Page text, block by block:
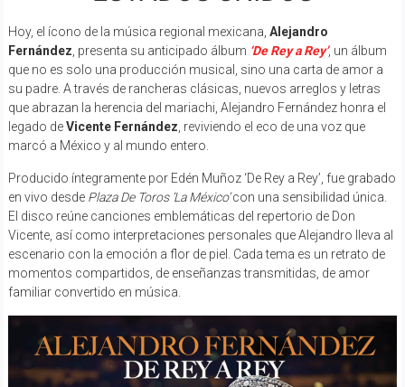
Hoy, el ícono de la música regional mexicana, Alejandro
Fernández , presenta su anticipado álbum ‘De Rey a Rey’, un álbum
que no es solo una producción musical, sino una carta de amor a
su padre. A través de rancheras clásicas, nuevos arreglos y letras
que abrazan la herencia del mariachi, Alejandro Fernández honra el
legado deVicente Fernández , reviviendo el eco de una voz que
marcó a México y al mundo entero.
Producido íntegramente por Edén Muñoz ‘De Rey a Rey’, fue grabado
en vivo desde Plaza De Toros ‘La México’con una sensibilidad única.
El disco reúne canciones emblemáticas del repertorio de Don
Vicente, así como interpretaciones personales que Alejandro lleva al
escenario con la emoción a flor de piel. Cada tema es un retrato de
momentos compartidos, de enseñanzas transmitidas, de amor
familiar convertido en música.